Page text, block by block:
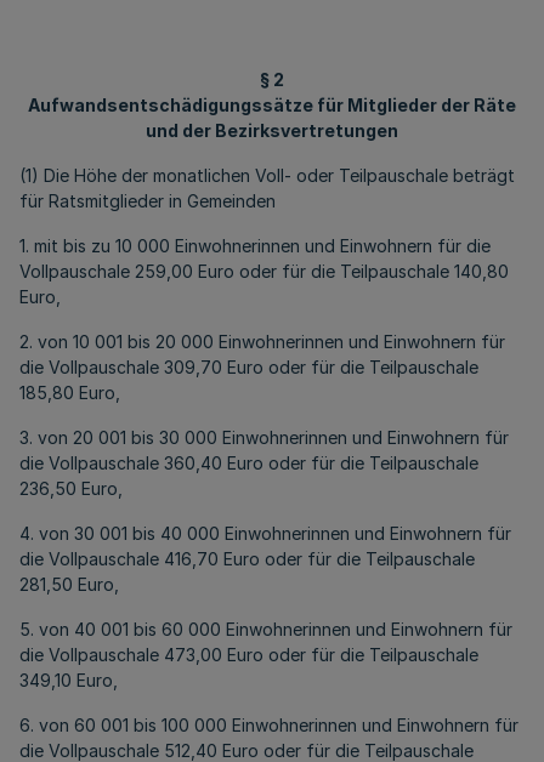
§ 2
Aufwandsentschädigungssätze für Mitglieder der Räte
und der Bezirksvertretungen
(1) Die Höhe der monatlichen Voll- oder Teilpauschale beträgt
für Ratsmitglieder in Gemeinden
1. mit bis zu 10 000 Einwohnerinnen und Einwohnern für die
Vollpauschale 259,00 Euro oder für die Teilpauschale 140,80
Euro
2. von 10 001 bis 20 000 Einwohnerinnen und Einwohnern für
die Vollpauschale 309,70 Euro oder für die Teilpauschale
185,80 Euro,
3. von 20 001 bis 30 000 Einwohnerinnen und Einwohnern für
die Vollpauschale 360,40 Euro oder für die Teilpauschale
236,50 Euro,
4. von 30 001 bis 40 000 Einwohnerinnen und Einwohnern für
die Vollpauschale 416,70 Euro oder für die Teilpauschale
281,50 Euro,
5. von 40 001 bis 60 000 Einwohnerinnen und Einwohnern für
die Vollpauschale 473,00 Euro oder für die Teilpauschale
349,10 Euro,
6. von 60 001 bis 100 000 Einwohnerinnen und Einwohnern für
die Vollpauschale 512,40 Euro oder für die Teilpauschale